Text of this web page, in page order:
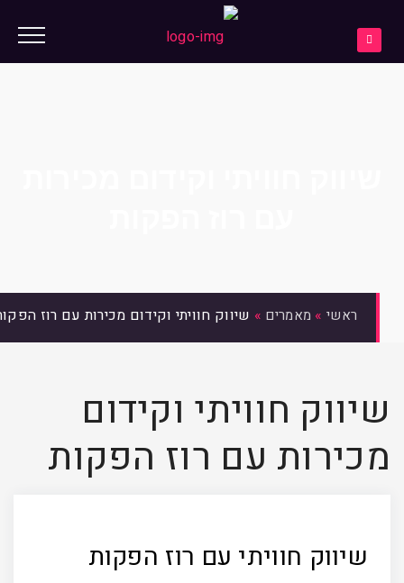
ראשי» מאמרים » שיווק חוויתי וקידום מכירות עם רוז
שיווק חוויתי וקידום
מכירות עם רוז הפקות
שיווק חוויתי עם רוז הפקות